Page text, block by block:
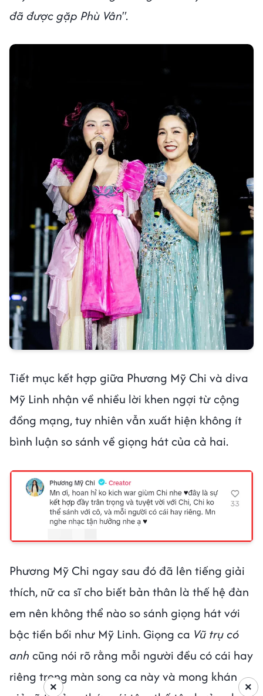
đã được gặp Phù Vân".
Tiết mục kết hợp giữa Phương Mỹ Chi và diva
Mỹ Linh nhận về nhiều lời khen ngợi từ cộng
đồng mạng, tuy nhiên vẫn xuất hiện không ít
bình luận so sánh về giọng hát của cả hai.
Phương Mỹ Chi ngay sau đó đã lên tiếng giải
thích, nữ ca sĩ cho biết bản thân là thế hệ đàn
em nên không thể nào so sánh giọng hát với
bậc tiền bối như Mỹ Linh. Giọng ca Vũ trụ có
anh cũng nói rõ rằng mỗi người đều có cái hay
riêng trong màn song ca này và mong khán
×
×